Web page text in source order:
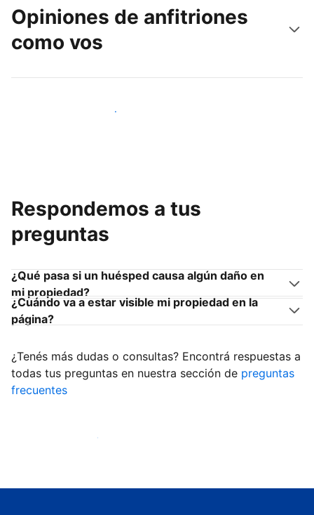
Opiniones de anfitriones
como vos
Unite a otros anfitriones como vos
Respondemos a tus
preguntas
¿Qué pasa si un huésped causa algún daño en
mi propiedad?
¿Cuándo va a estar visible mi propiedad en la
página?
¿Tenés más dudas o consultas? Encontrá respuestas a
todas tus preguntas en nuestra sección de preguntas
frecuentes
Empezá a recibir huéspedes